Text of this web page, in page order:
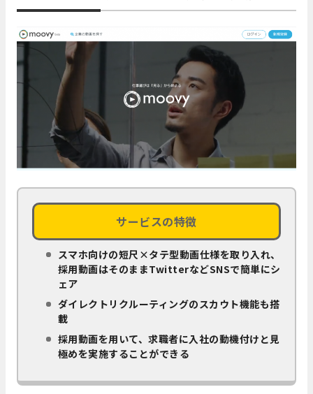
サービスの特徴
スマホ向けの短尺×タテ型動画仕様を取り入れ、
採用動画はそのままTwitterなどSNSで簡単にシ
ェア
ダイレクトリクルーティングのスカウト機能も搭
載
採用動画を用いて、求職者に入社の動機付けと見
極めを実施することができる